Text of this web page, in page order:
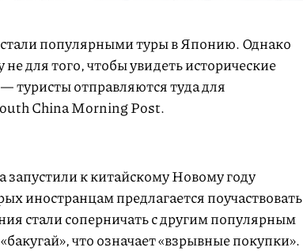
стали популярными туры в Японию. Однако
для того, чтобы увидеть исторические
туристы отправляются туда для
China Morning Post.
запустили к китайскому Новому году
иностранцам предлагается поучаствовать
стали соперничать с другим популярным
что означает «взрывные покупки».